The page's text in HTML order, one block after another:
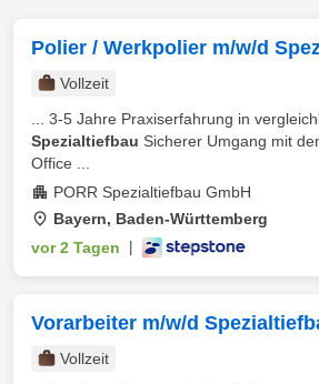
Polier / Werkpolier m/w/d
Vollzeit
... 3-5 Jahre Praxiserfahrung in
Spezialtiefbau Sicherer Umgang mit
Office ...
PORR Spezialtiefbau GmbH
Bayern, Baden-Württemberg
vor 2 Tagen
Vorarbeiter m/w/d
Vollzeit